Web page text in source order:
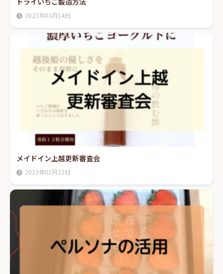
2023年03月14日
メイドイン上越更新審査会
2023年02月23日